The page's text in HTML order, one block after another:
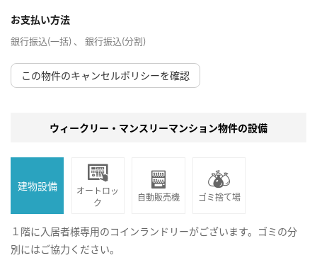
お支払い方法
銀行振込(一括) 、 銀行振込(分割)
この物件のキャンセルポリシーを確認
ウィークリー・マンスリーマンション物件の設備
建物設備
オートロッ
ク
自動販売機 ゴミ捨て場
１階に入居者様専用のコインランドリーがございます。ゴミの分
別にはご協力ください。